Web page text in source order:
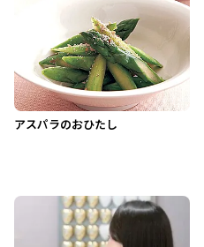
アスパラのおひたし